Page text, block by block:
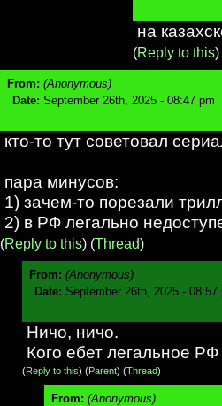
на
(Reply to this)
From: (Anonymous)
Date: September 26th, 2025 - 08:47 pm
кто-то тут советовал
пара минусов:
1) зачем-то порезали
2) в РФ легально
(Reply to this) (Thread)
From: (Anonymous)
Date: September 26th, 2025 - 08:57
Ничо, ничо.
Кого ебет легальное РФ
(Reply to this) (Parent) (Thread)
From: (Anonymous)